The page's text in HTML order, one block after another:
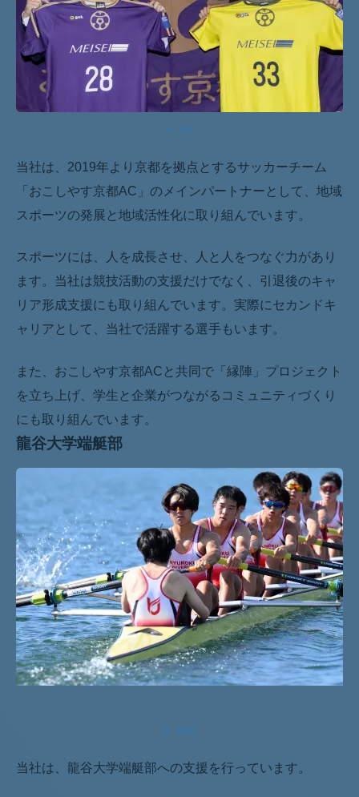
当社は、2019年より京都を拠点とするサッカーチーム
「おこしやす京都AC」のメインパートナーとして、地域
スポーツの発展と地域活性化に取り組んでいます。
スポーツには、人を成長させ、人と人をつなぐ力があり
ます。当社は競技活動の支援だけでなく、引退後のキャ
リア形成支援にも取り組んでいます。実際にセカンドキ
ャリアとして、当社で活躍する選手もいます。
また、おこしやす京都ACと共同で「縁陣」プロジェクト
を立ち上げ、学生と企業がつながるコミュニティづくり
にも取り組んでいます。
龍谷大学端艇部
当社は、龍谷大学端艇部への支援を行っています。